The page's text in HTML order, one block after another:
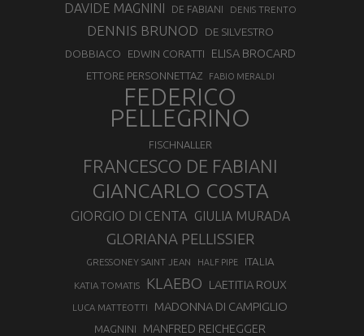
DAVIDE MAGNINI DE FABIANI DENIS TRENTO
DENNIS BRUNOD DE SILVESTRO
DOBBIACO EDWIN CORATTI ELISA BROCARD
ETTORE PERSONNETTAZ FABIO MERALDI
FEDERICO
PELLEGRINO
FISCHNALLER
FRANCESCO DE FABIANI
GIANCARLO COSTA
GIORGIO DI CENTA GIULIA MURADA
GLORIANA PELLISSIER
GRESSONEY SAINT JEAN HALF PIPE ITALIA
KATIA TOMATIS KLAEBO LAETITIA ROUX
LUCA MATTEOTTI MADONNA DI CAMPIGLIO
MAGNINI MANFRED REICHEGGER